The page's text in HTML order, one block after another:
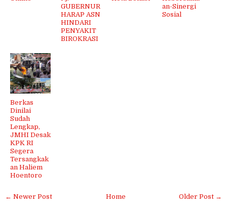
GUBERNUR
HARAP ASN
HINDARI
PENYAKIT
BIROKRASI
an-Sinergi
Sosial
Berkas
Dinilai
Sudah
Lengkap,
JMHI Desak
KPK RI
Segera
Tersangkak
an Haliem
Hoentoro
← Newer Post Older Post →
Home